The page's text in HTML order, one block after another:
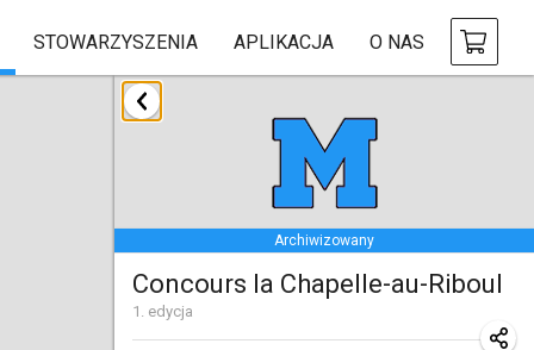
STOWARZYSZENIA APLIKACJA O NAS
Archiwizowany
Concours la Chapelle-au-Riboul
1 . edycja
styczeń 2025
Tournoi Mixte ASPTTOM
18 sty 2025| Francja
Indoor Polish Open 2025 - Singles
18 sty 2025 |Polska
Tournoi de St Max